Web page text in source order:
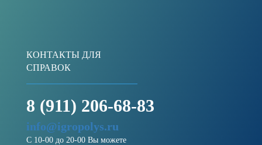
КОНТАКТЫ ДЛЯ
СПРАВОК
8 (911) 206-68-83
info@igropolys.ru
С 10-00 до 20-00 Вы можете